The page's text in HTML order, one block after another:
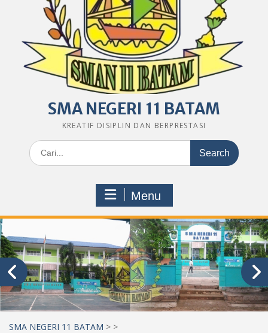
SMA NEGERI 11 BATAM
KREATIF DISIPLIN DAN BERPRESTASI
Search
for:
Menu
SMA NEGERI 11 BATAM > >